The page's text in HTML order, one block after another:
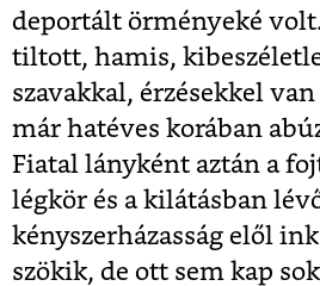
deportált örményeké
tiltott, hamis,
szavakkal, érzésekkel
már hatéves korában
Fiatal lányként aztán a
légkör és a kilátásban
kényszerházasság elől
szökik, de ott sem kap